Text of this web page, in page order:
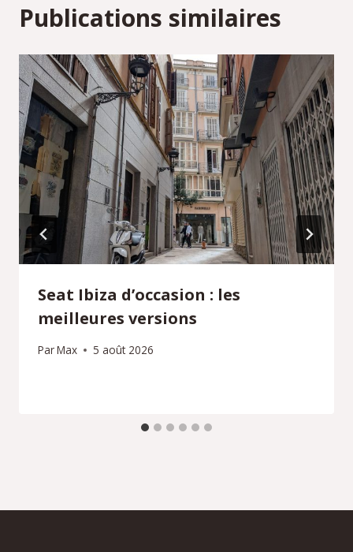
Publications similaires
Seat Ibiza d’occasion : les
meilleures versions
ParMax 5 août 2026